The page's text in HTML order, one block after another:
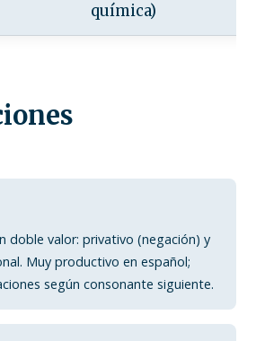
química)
doble valor: privativo (negación) y
Muy productivo en español;
según consonante siguiente.